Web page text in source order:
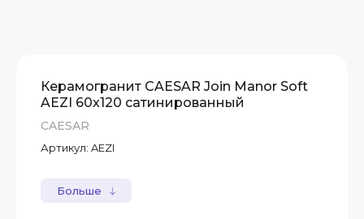
Керамогранит CAESAR Join Manor Soft
AEZI 60x120 сатинированный
CAESAR
Артикул: AEZI
Больше